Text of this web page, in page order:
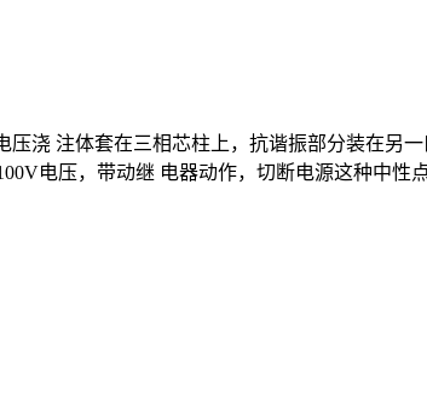
浇 注体套在三相芯柱上，抗谐振部分装在另
电压，带动继 电器动作，切断电源这种中